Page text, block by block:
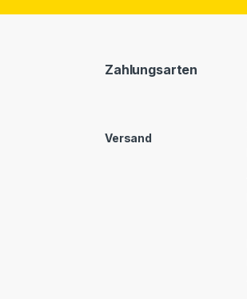
Zahlungsarten
Versand